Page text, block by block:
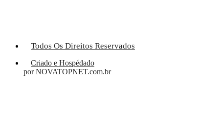
Todos Os Direitos Reservados
Criado e Hospédado
por NOVATOPNET.com.br